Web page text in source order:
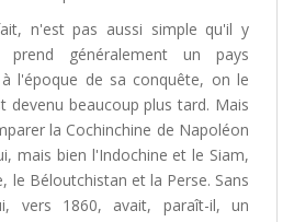
n'est pas aussi simple qu'il y
généralement un pays
l'époque de sa conquête, on le
devenu beaucoup plus tard. Mais
la Cochinchine de Napoléon
mais bien l'Indochine et le Siam,
le Béloutchistan et la Perse. Sans
vers 1860, avait, paraît-il, un